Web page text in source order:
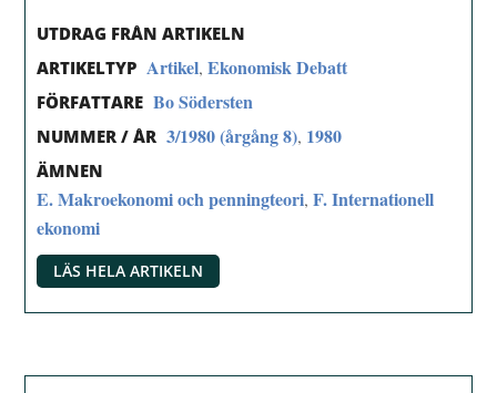
UTDRAG FRÅN ARTIKELN
ARTIKELTYP Artikel,Ekonomisk Debatt
FÖRFATTARE Bo Södersten
NUMMER / ÅR 3/1980 (årgång 8), 1980
ÄMNEN
E. Makroekonomi och penningteori,F. Internationell
ekonomi
LÄS HELA ARTIKELN